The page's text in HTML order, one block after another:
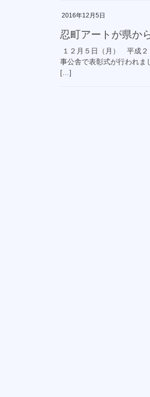
2016年12月5日
忍町アートが県か
１２月５日（月） 平成２
事公舎で表彰式が行われま
[…]